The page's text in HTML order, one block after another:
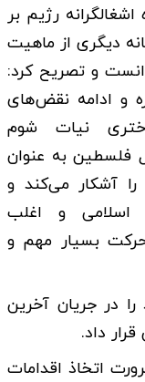
رژیم بر
دیگری از ماهیت
و تصریح کرد:
و ادامه نقض‌های
نیات شوم
فلسطین به عنوان
آشکار می‌کند و
اسلامی و اغلب
بسیار مهم و
در جریان آخرین
داد.
اتخاذ اقدامات